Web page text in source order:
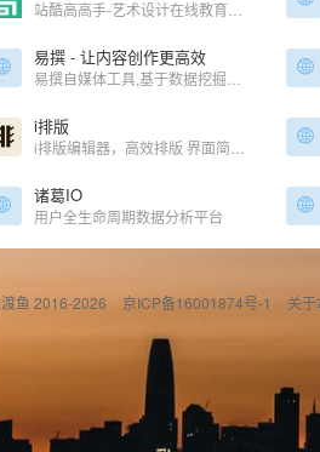
易撰 - 让内容创作更高效
i排版
诸葛IO
用户全生命周期数据分析平台
鱼 2016-2026 京ICP备16001874号-1 关